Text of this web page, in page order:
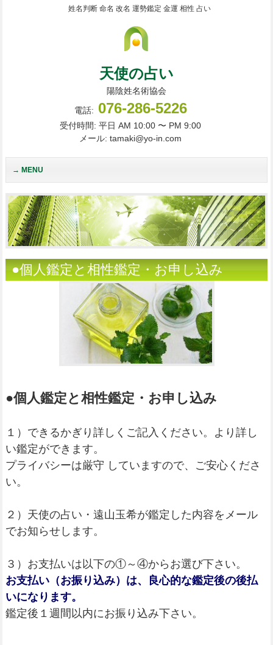
姓名判断 命名 改名 運勢鑑定 金運 相性 占い
天使の占い
陽陰姓名術協会
電話: 076-286-5226
受付時間: 平日 AM 10:00 〜 PM 9:00
メール: tamaki@yo-in.com
MENU
●個人鑑定と相性鑑定・お申し込み
●個人鑑定と相性鑑定・お申し込み
１）できるかぎり詳しくご記入ください。より詳し
い鑑定ができます。
プライバシーは厳守 していますので、ご安心くださ
い。
２）天使の占い・遠山玉希が鑑定した内容をメール
でお知らせします。
３）お支払いは以下の①～④からお選び下さい。
お支払い（お振り込み）は、良心的な鑑定後の後払
いになります。
鑑定後１週間以内にお振り込み下さい。